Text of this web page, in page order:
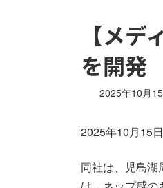
【メ
を開発
2025年10月
2025年10月15
同社は、児島